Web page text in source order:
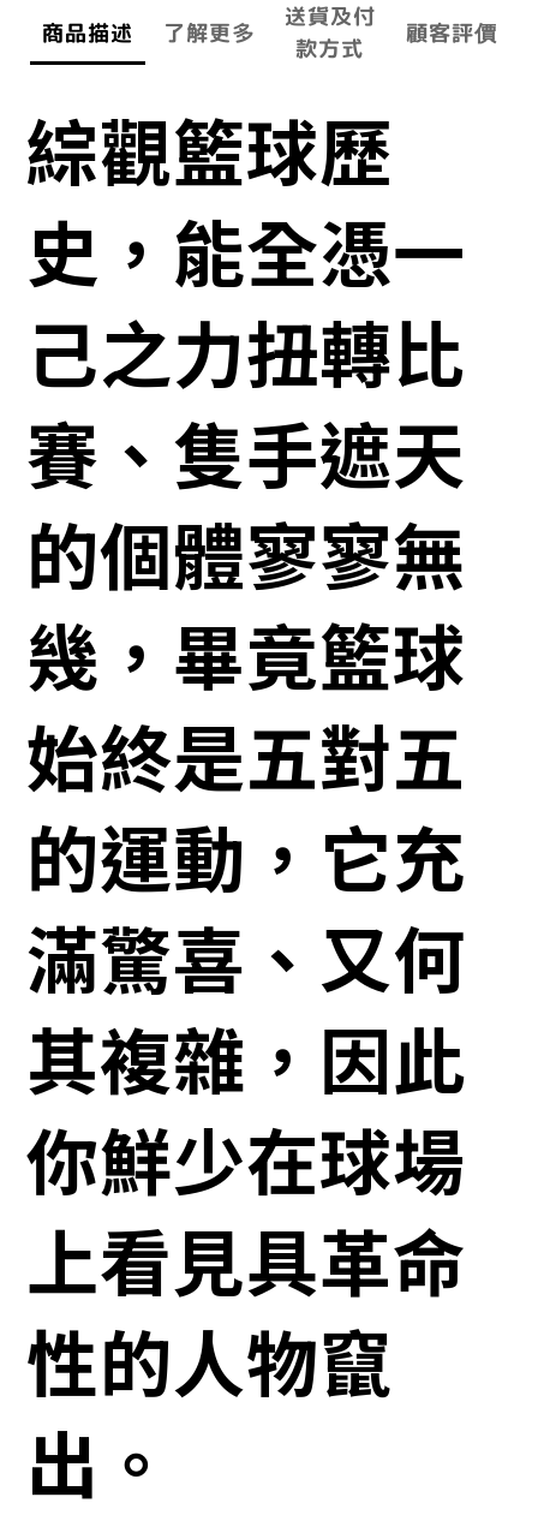
商品描述 了解更多
送貨及付
款方式
顧客評價
綜觀籃球歷
史，能全憑一
己之力扭轉比
賽、隻手遮天
的個體寥寥無
幾，畢竟籃球
始終是五對五
的運動，它充
滿驚喜、又何
其複雜，因此
你鮮少在球場
上看見具革命
性的人物竄
出。